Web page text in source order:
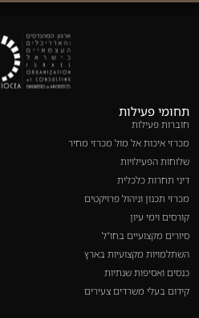
תחומי פעילות
חוברות פעילות
מכרזי איכות אל מול מכרזי מחיר
שלוחות הפעילויות
דיני תחרות כלכלית
מכרזי תכנון וניהול פרויקטים
קורסים וימי עיון
סיורים מקצועיים בחו"ל
השתלמויות מקצועיות בארץ
כנסים ואסיפות שנתיות
קידום בעלי משרדים צעירים